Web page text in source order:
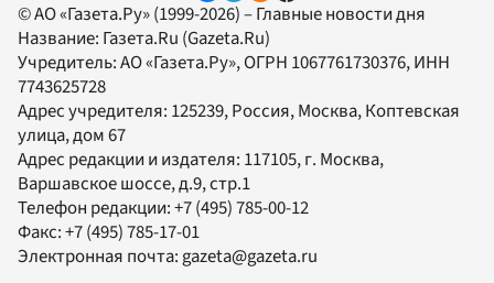
© АО «Газета.Ру» (1999-2026) – Главные новости дня
Название: Газета.Ru (Gazeta.Ru)
Учредитель:АО «Газета.Ру», ОГРН 1067761730376, ИНН
7743625728
Адрес учредителя: 125239, Россия, Москва, Коптевская
улица, дом 67
Адрес редакции и издателя: 117105, г. Москва,
Варшавское шоссе, д.9, стр.1
Телефон редакции:+7 (495) 785-00-12
Факс:+7 (495) 785-17-01
Электронная почта:gazeta@gazeta.ru